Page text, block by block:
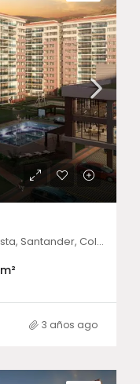
Via Piedecuesta #Km. 7, Piedecuesta, Santander, Colombia
m²
3 años ago